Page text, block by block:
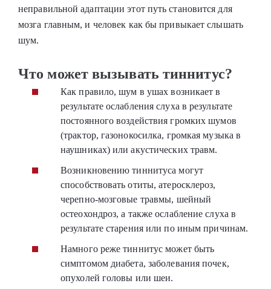
неправильной адаптации этот путь становится для
мозга главным, и человек как бы привыкает слышать
шум.
Что может вызывать тиннитус?
Как правило, шум в ушах возникает в
результате ослабления слуха в результате
постоянного воздействия громких шумов
(трактор, газонокосилка, громкая музыка в
наушниках) или акустических травм.
Возникновению тиннитуса могут
способствовать отиты, атеросклероз,
черепно-мозговые травмы, шейный
остеохондроз, а также ослабление слуха в
результате старения или по иным причинам.
Намного реже тиннитус может быть
симптомом диабета, заболевания почек,
опухолей головы или шеи.